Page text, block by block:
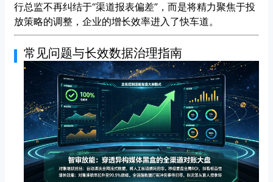
行总监不再纠结于“渠道报表偏差”，而是将精力聚焦于投
放策略的调整，企业的增长效率进入了快车道。
常见问题与长效数据治理指南